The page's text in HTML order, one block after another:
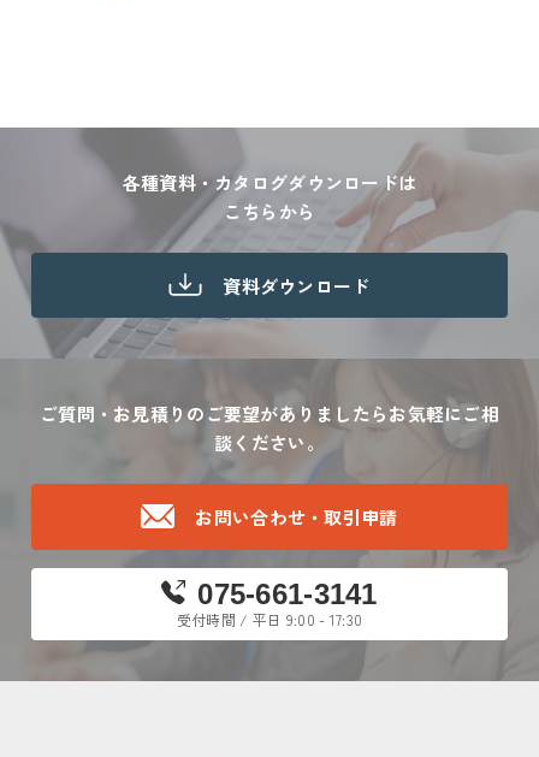
各種資料・カタログダウンロードは
こちらから
資料ダウンロード
ご質問・お見積りのご要望がありましたらお気軽にご相
談ください。
お問い合わせ・取引申請
075-661-3141
受付時間 / 平日 9:00 - 17:30